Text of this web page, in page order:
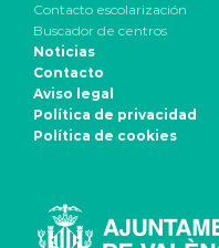
Contacto escolarización
Buscador de centros
Noticias
Contacto
Aviso legal
Política de privacidad
Política de cookies